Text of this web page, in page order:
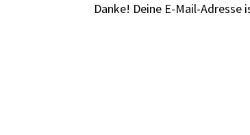
Danke! Deine E-Mail-